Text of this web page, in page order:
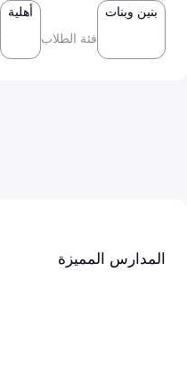
بنين وبنات
فئة الطلاب
أهلية
المدارس المميزة